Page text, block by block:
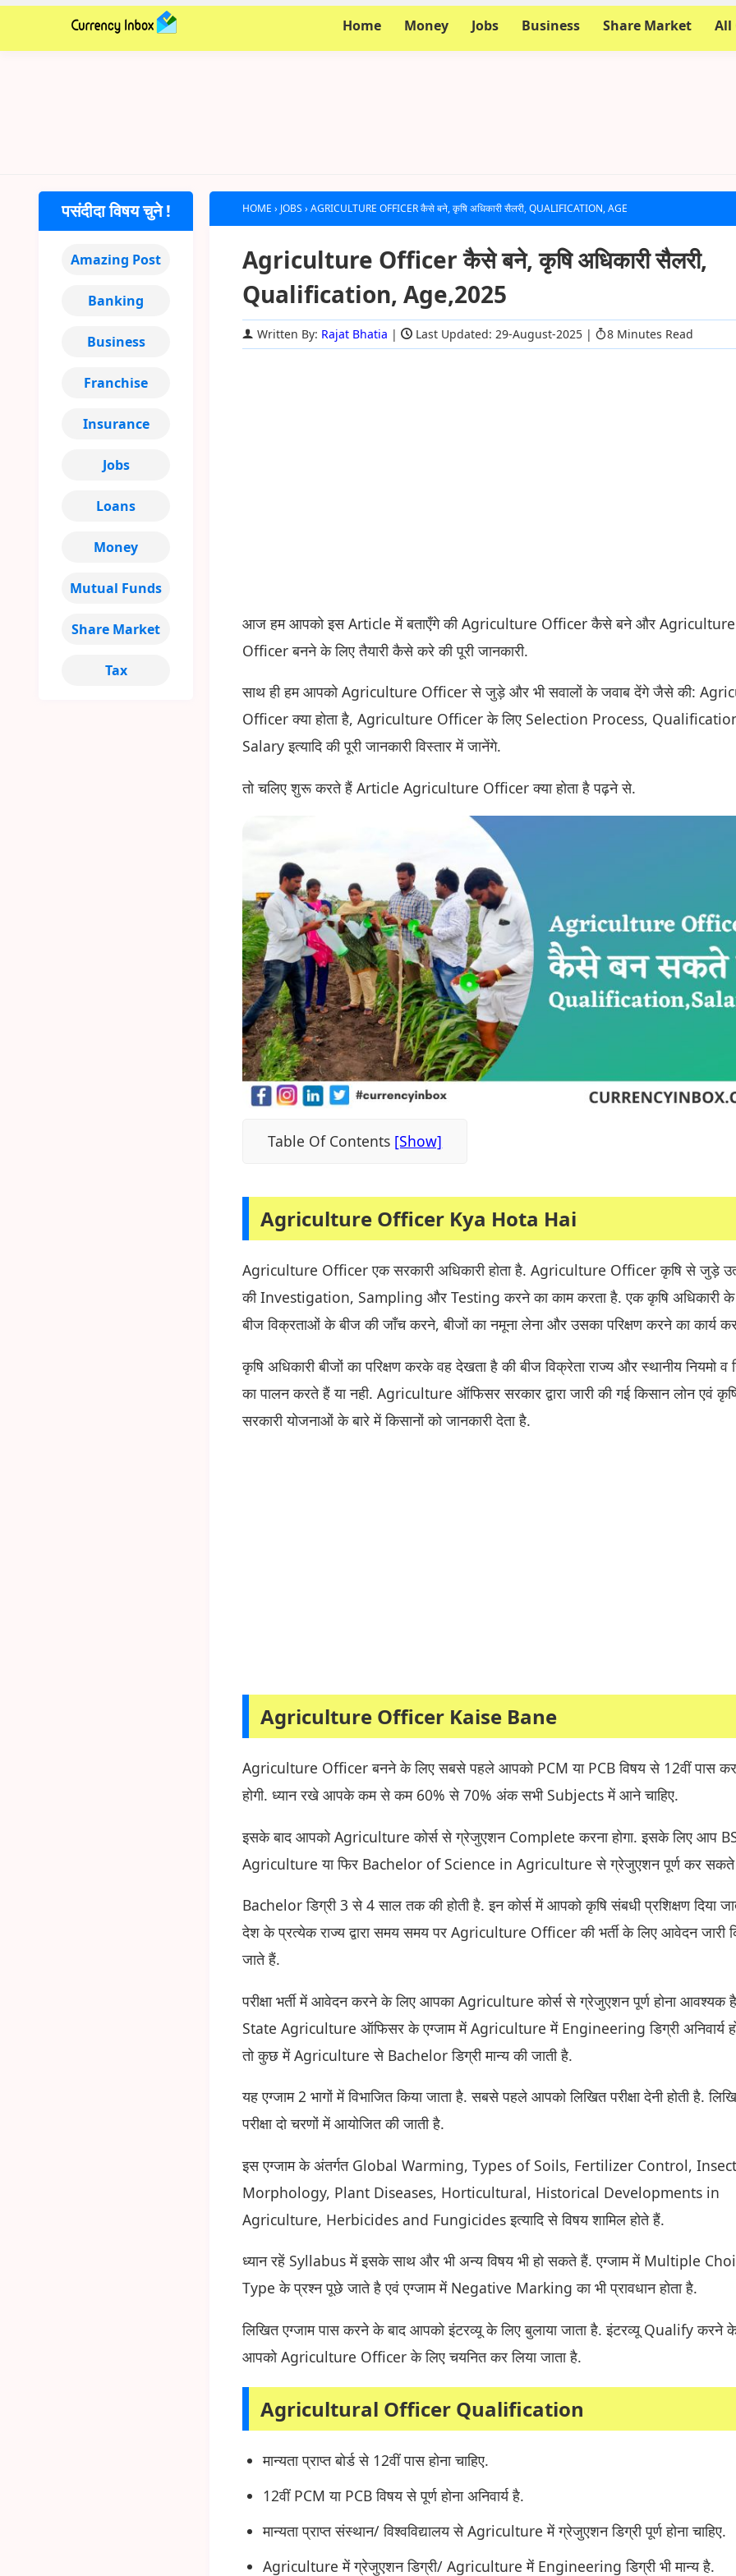
Home Money Jobs Business Share Market All
HOME › JOBS ›AGRICULTURE OFFICER कैसे बने, कृषि अधिकारी सैलरी, QUALIFICATION, AGE
Agriculture Officer कैसे बने, कृषि अधिकारी सैलरी,
Qualification, Age,2025
Written By: Rajat Bhatia | Last Updated: 29-August-2025 | 8 Minutes Read
आज हम आपको इस Article में बताएँगे की Agriculture Officer कैसे बने और Agriculture
Officer बनने के लिए तैयारी कैसे करे की पूरी जानकारी.
साथ ही हम आपको Agriculture Officer से जुड़े और भी सवालों के जवाब देंगे जैसे की:
Officer क्या होता है, Agriculture Officer के लिए Selection Process,
Salary इत्यादि की पूरी जानकारी विस्तार में जानेंगे.
तो चलिए शुरू करते हैं Article Agriculture Officer क्या होता है पढ़ने से.
Table Of Contents
Agriculture Officer Kya Hota Hai
Agriculture Officer एक सरकारी अधिकारी होता है. Agriculture Officer कृषि से जुड़े
की Investigation, Sampling और Testing करने का काम करता है. एक कृषि अधिकारी
बीज विक्रताओं के बीज की जाँच करने, बीजों का नमूना लेना और उसका परिक्षण करने का कार्य
कृषि अधिकारी बीजों का परिक्षण करके वह देखता है की बीज विक्रेता राज्य और स्थानीय नियमो व
का पालन करते हैं या नही. Agriculture ऑफिसर सरकार द्वारा जारी की गई किसान लोन एवं
सरकारी योजनाओं के बारे में किसानों को जानकारी देता है.
Agriculture Officer Kaise Bane
Agriculture Officer बनने के लिए सबसे पहले आपको PCM या PCB विषय से 12वीं पास
होगी. ध्यान रखे आपके कम से कम 60% से 70% अंक सभी Subjects में आने चाहिए.
इसके बाद आपको Agriculture कोर्स से ग्रेजुएशन Complete करना होगा. इसके लिए आप
Agriculture या फिर Bachelor of Science in Agriculture से ग्रेजुएशन पूर्ण कर
Bachelor डिग्री 3 से 4 साल तक की होती है. इन कोर्स में आपको कृषि संबधी प्रशिक्षण दिया
देश के प्रत्येक राज्य द्वारा समय समय पर Agriculture Officer की भर्ती के लिए आवेदन जारी
जाते हैं.
परीक्षा भर्ती में आवेदन करने के लिए आपका Agriculture कोर्स से ग्रेजुएशन पूर्ण होना आवश्यक
State Agriculture ऑफिसर के एग्जाम में Agriculture में Engineering डिग्री अनिवार्य
तो कुछ में Agriculture से Bachelor डिग्री मान्य की जाती है.
यह एग्जाम 2 भागों में विभाजित किया जाता है. सबसे पहले आपको लिखित परीक्षा देनी होती है.
परीक्षा दो चरणों में आयोजित की जाती है.
इस एग्जाम के अंतर्गत Global Warming, Types of Soils, Fertilizer Control, Insect
Morphology, Plant Diseases, Horticultural, Historical Developments in
Agriculture, Herbicides and Fungicides इत्यादि से विषय शामिल होते हैं.
ध्यान रहें Syllabus में इसके साथ और भी अन्य विषय भी हो सकते हैं. एग्जाम में Multiple
Type के प्रश्न पूछे जाते है एवं एग्जाम में Negative Marking का भी प्रावधान होता है.
लिखित एग्जाम पास करने के बाद आपको इंटरव्यू के लिए बुलाया जाता है. इंटरव्यू Qualify करने
आपको Agriculture Officer के लिए चयनित कर लिया जाता है.
Agricultural Officer Qualification
मान्यता प्राप्त बोर्ड से 12वीं पास होना चाहिए.
12वीं PCM या PCB विषय से पूर्ण होना अनिवार्य है.
मान्यता प्राप्त संस्थान/ विश्वविद्यालय से Agriculture में ग्रेजुएशन डिग्री पूर्ण होना चाहिए.
Agriculture में ग्रेजुएशन डिग्री/ Agriculture में Engineering डिग्री भी मान्य है.
पसंदीदा विषय चुने !
Amazing Post
Banking
Business
Franchise
Insurance
Jobs
Loans
Money
Mutual Funds
Share Market
Tax